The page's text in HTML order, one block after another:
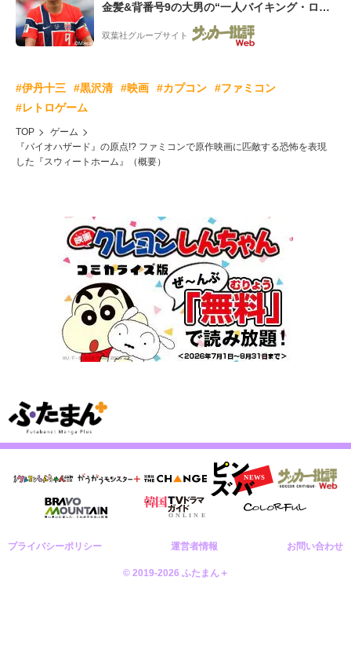
金髪&背番号9の大男の“一人バイキング・ロ
ー”映像が話題!「元気をもらった」
双葉社グループサイト
#伊丹十三 #黒沢清 #映画 #カプコン
#ファミコン
#レトロゲーム
TOP
ゲーム
『バイオハザード』の原点!? ファミコンで原作映画に匹敵する恐怖を表現
した『スウィートホーム』（概要）
プライバシーポリシー 運営者情報 お問い合わせ
© 2019-2026 ふたまん＋